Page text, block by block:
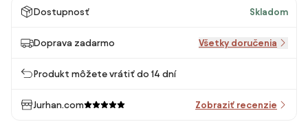
Dostupnosť Skladom
Doprava zadarmo Všetky doručenia
Produkt môžete vrátiť do 14 dní
Jurhan.com Zobraziť recenzie